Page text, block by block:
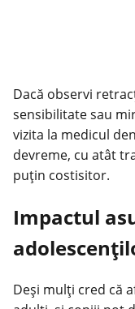
Dacă observi
sensibilitate sau
vizita la medicul
devreme, cu atât
puțin costisitor.
Impactul
Deși mulți cred că